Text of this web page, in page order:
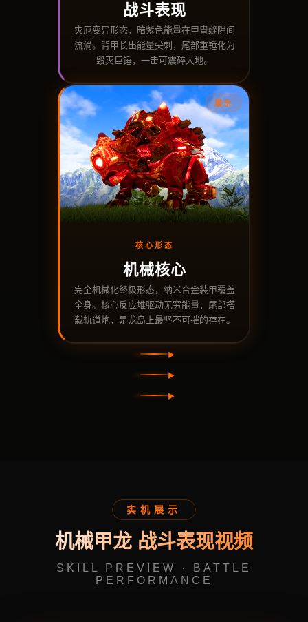
战斗表现
灾厄变异形态，暗紫色能量在甲胄缝隙间
流淌。背甲长出能量尖刺，尾部重锤化为
毁灭巨锤，一击可震碎大地。
展示
核心形态
机械核心
完全机械化终极形态，纳米合金装甲覆盖
全身。核心反应堆驱动无穷能量，尾部搭
载轨道炮，是龙岛上最坚不可摧的存在。
实机展示
机械甲龙 战斗表现视频
SKILL PREVIEW · BATTLE
PERFORMANCE